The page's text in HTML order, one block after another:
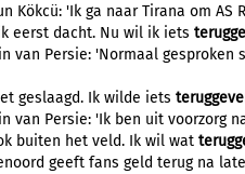
Kökcü: 'Ik ga naar Tirana om AS
eerst dacht. Nu wil ik iets
van Persie: 'Normaal
geslaagd. Ik wilde iets
van Persie: 'Ik ben uit voorzorg
buiten het veld. Ik wil wat
geeft fans geld terug na